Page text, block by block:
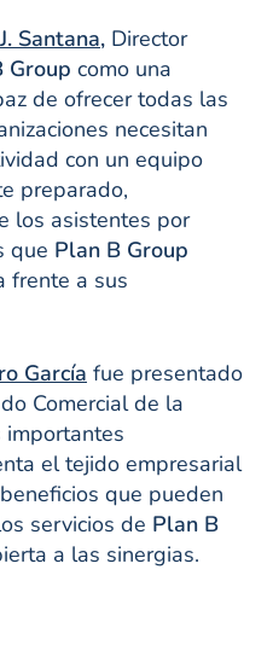
Santana, Director
Group como una
de ofrecer todas las
necesitan
con un equipo
preparado,
los asistentes por
que Plan B Group
frente a sus
García fue presentado
Comercial de la
importantes
el tejido empresarial
que pueden
servicios de Plan B
a las sinergias.